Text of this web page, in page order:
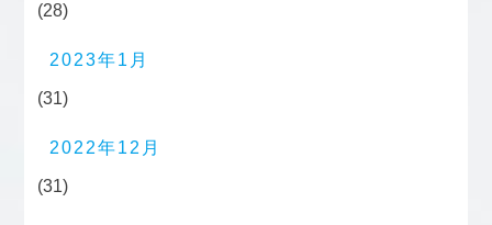
(28)
2023年1月
(31)
2022年12月
(31)